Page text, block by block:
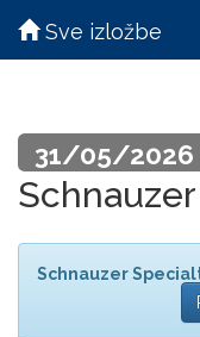
Sve izložbe
31/05/2026
Schnauzer